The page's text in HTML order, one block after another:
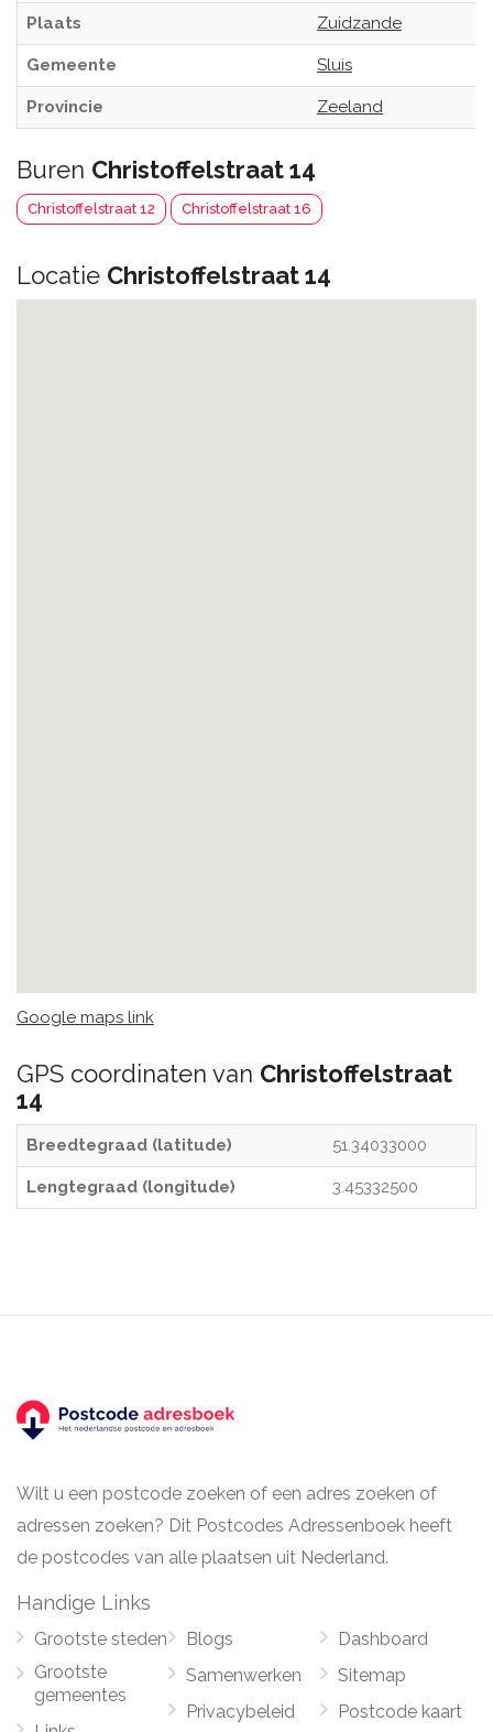
Plaats Zuidzande
Gemeente Sluis
Provincie Zeeland
Buren Christoffelstraat 14
Christoffelstraat 12 Christoffelstraat 16
Locatie Christoffelstraat 14
Google maps link
GPS coordinaten van Christoffelstraat
14
Breedtegraad (latitude) 51.34033000
Lengtegraad (longitude) 3.45332500
Wilt u een postcode zoeken of een adres zoeken of
adressen zoeken? Dit Postcodes Adressenboek heeft
de postcodes van alle plaatsen uit Nederland.
Handige Links
Grootste steden
Grootste
gemeentes
Blogs
Samenwerken
Privacybeleid
Dashboard
Sitemap
Postcode kaart